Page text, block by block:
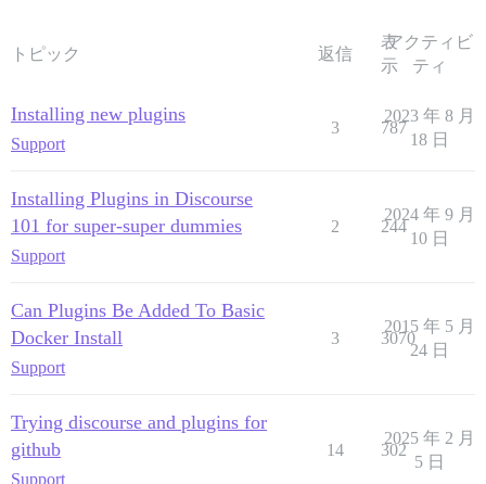
トピック 返信
表
示
アクティビ
ティ
Installing new plugins
Support
3 787
2023 年 8 月
18 日
Installing Plugins in Discourse
101 for super-super dummies
Support
2 244
2024 年 9 月
10 日
Can Plugins Be Added To Basic
Docker Install
Support
3 3070
2015 年 5 月
24 日
Trying discourse and plugins for
github
Support
14 302
2025 年 2 月
5 日